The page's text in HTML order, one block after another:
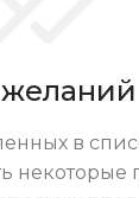
в
некоторые